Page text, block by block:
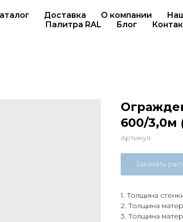
Доставка О компании
Палитра RAL
Блог
600/3,0м
Артикул:
Заказать
1. Толщина
2. Толщина
3. Толщина